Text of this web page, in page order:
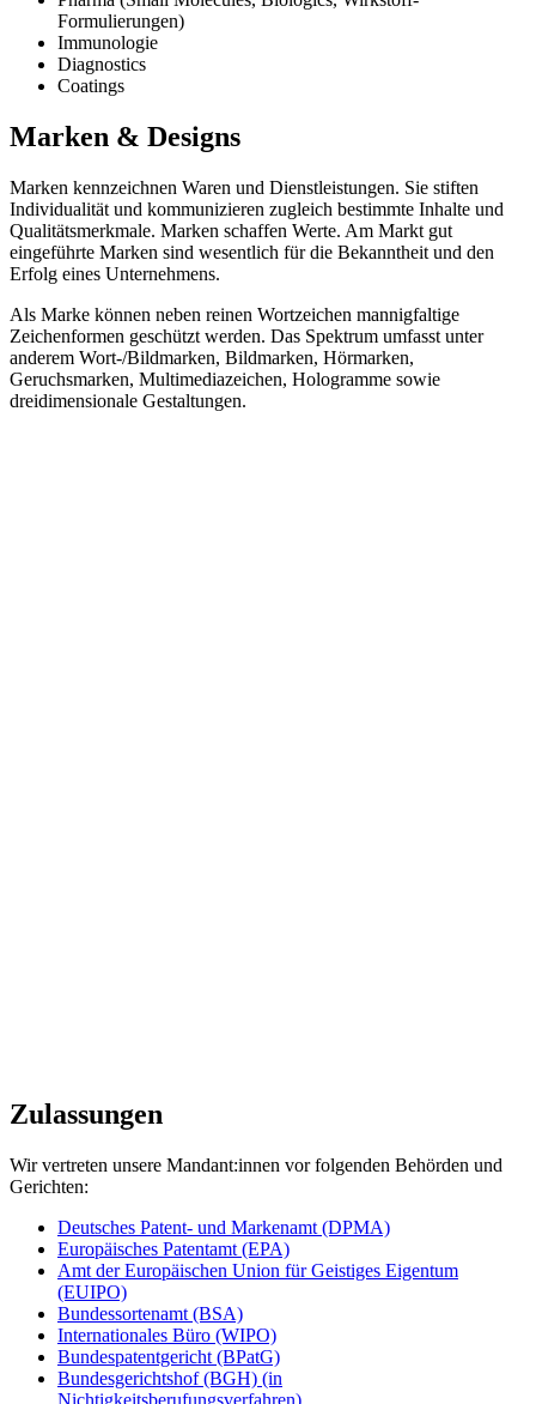
Formulierungen)
Immunologie
Diagnostics
Coatings
Marken & Designs
Marken kennzeichnen Waren und Dienstleistungen. Sie stiften
Individualität und kommunizieren zugleich bestimmte Inhalte und
Qualitätsmerkmale. Marken schaffen Werte. Am Markt gut
eingeführte Marken sind wesentlich für die Bekanntheit und den
Erfolg eines Unternehmens.
Als Marke können neben reinen Wortzeichen mannigfaltige
Zeichenformen geschützt werden. Das Spektrum umfasst unter
anderem Wort-/Bildmarken, Bildmarken, Hörmarken,
Geruchsmarken, Multimediazeichen, Hologramme sowie
dreidimensionale Gestaltungen.
Zulassungen
Wir vertreten unsere Mandant:innen vor folgenden Behörden und
Gerichten:
Deutsches Patent- und Markenamt (DPMA)
Europäisches Patentamt (EPA)
Amt der Europäischen Union für Geistiges Eigentum
(EUIPO)
Bundessortenamt (BSA)
Internationales Büro (WIPO)
Bundespatentgericht (BPatG)
Bundesgerichtshof (BGH) (in
Nichtigkeitsberufungsverfahren)